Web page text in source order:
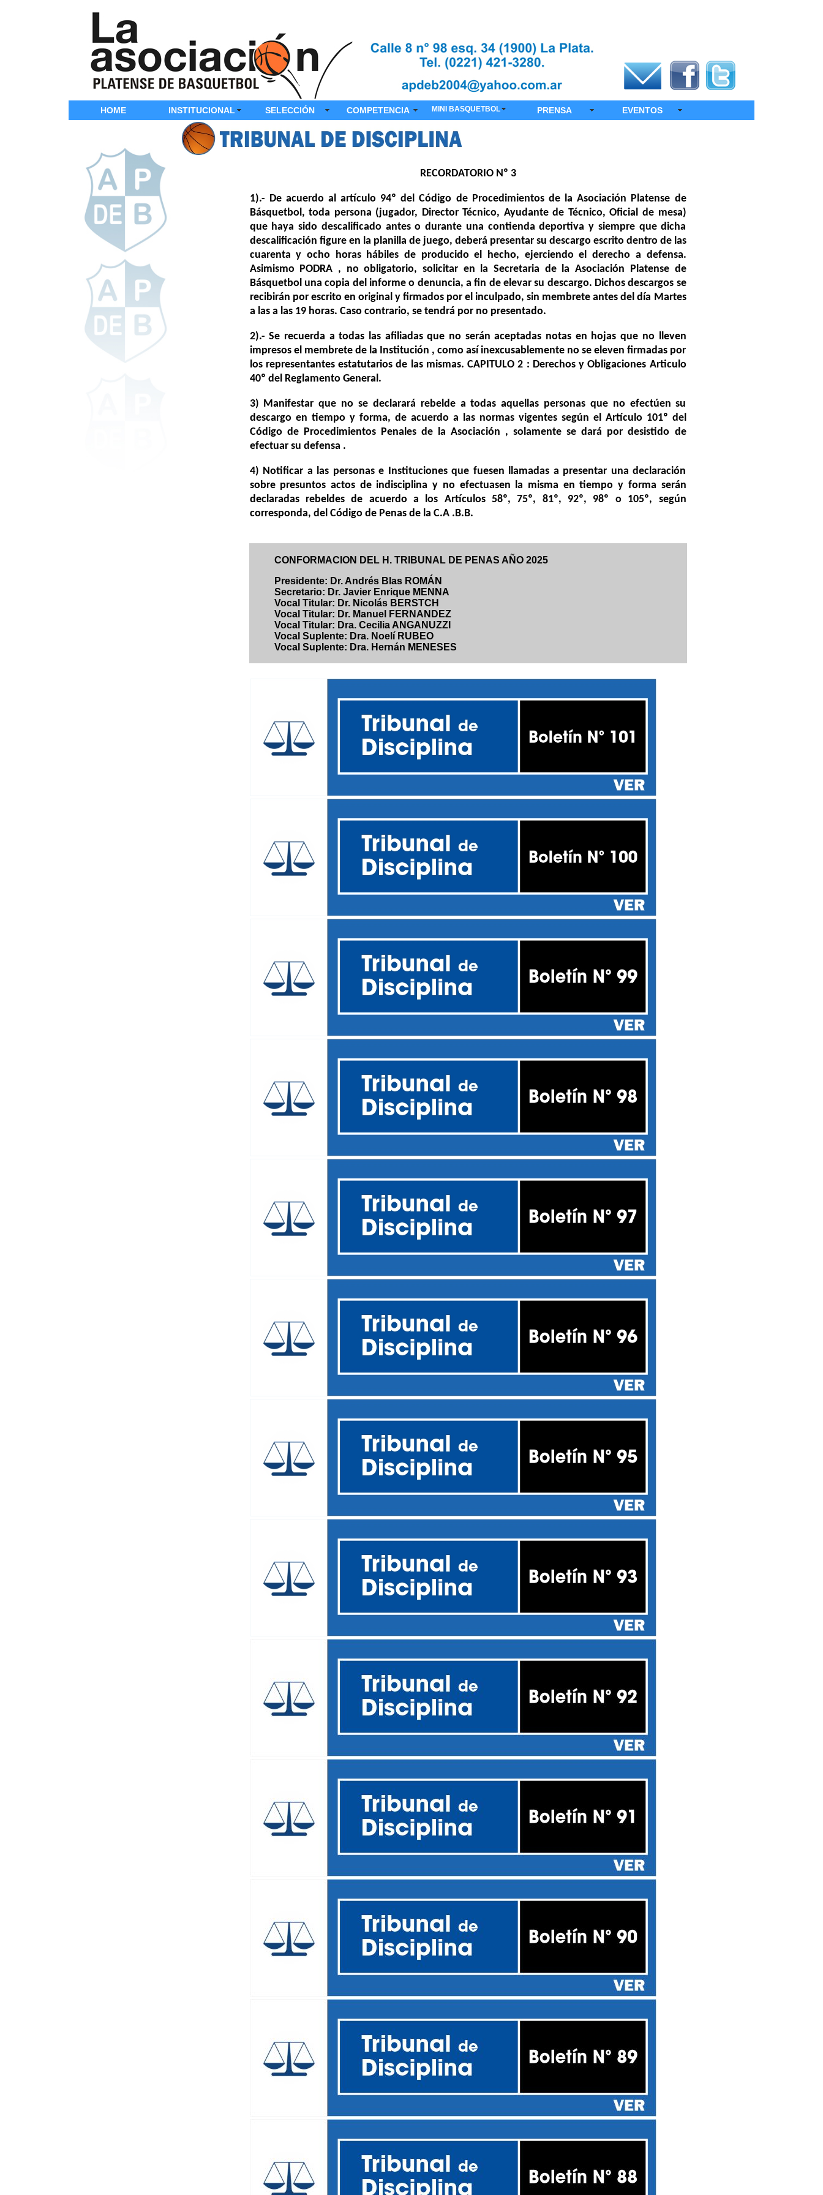
HOME INSTITUCIONAL SELECCIÓN COMPETENCIA MINI BASQUETBOL PRENSA EVENTOS
RECORDATORIO Nº 3
1).- De acuerdo al artículo 94º del Código de Procedimientos de la Asociación Platense de
Básquetbol, toda persona (jugador, Director Técnico, Ayudante de Técnico, Oficial de mesa)
que haya sido descalificado antes o durante una contienda deportiva y siempre que dicha
descalificación figure en la planilla de juego, deberá presentar su descargo escrito dentro de las
cuarenta y ocho horas hábiles de producido el hecho, ejerciendo el derecho a defensa.
Asimismo PODRA , no obligatorio, solicitar en la Secretaria de la Asociación Platense de
Básquetbol una copia del informe o denuncia, a fin de elevar su descargo. Dichos descargos se
recibirán por escrito en original y firmados por el inculpado, sin membrete antes del día Martes
a las a las 19 horas. Caso contrario, se tendrá por no presentado.
2).- Se recuerda a todas las afiliadas que no serán aceptadas notas en hojas que no lleven
impresos el membrete de la Institución , como así inexcusablemente no se eleven firmadas por
los representantes estatutarios de las mismas. CAPITULO 2 : Derechos y Obligaciones Articulo
40º del Reglamento General.
3) Manifestar que no se declarará rebelde a todas aquellas personas que no efectúen su
descargo en tiempo y forma, de acuerdo a las normas vigentes según el Artículo 101º del
Código de Procedimientos Penales de la Asociación , solamente se dará por desistido de
efectuar su defensa .
4) Notificar a las personas e Instituciones que fuesen llamadas a presentar una declaración
sobre presuntos actos de indisciplina y no efectuasen la misma en tiempo y forma serán
declaradas rebeldes de acuerdo a los Artículos 58º, 75º, 81º, 92º, 98º o 105º, según
corresponda, del Código de Penas de la C.A .B.B.
CONFORMACION DEL H. TRIBUNAL DE PENAS AÑO 2025
Presidente: Dr. Andrés Blas ROMÁN
Secretario: Dr. Javier Enrique MENNA
Vocal Titular: Dr. Nicolás BERSTCH
Vocal Titular: Dr. Manuel FERNANDEZ
Vocal Titular: Dra. Cecilia ANGANUZZI
Vocal Suplente: Dra. Noelí RUBEO
Vocal Suplente: Dra. Hernán MENESES